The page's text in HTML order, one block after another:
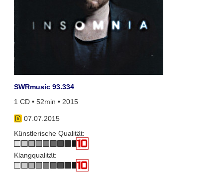
SWRmusic 93.334
1 CD • 52min • 2015
07.07.2015
Künstlerische Qualität:
Klangqualität: